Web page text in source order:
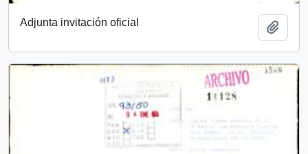
Adjunta invitación oficial